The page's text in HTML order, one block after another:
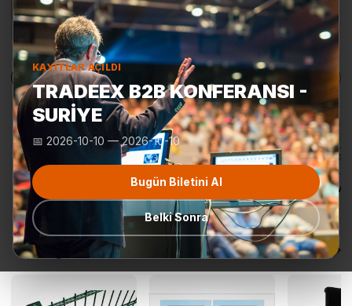
KAYITLAR AÇILDI
TRADEEX B2B KONFERANSI -
SURIYE
📅 2026-10-10 —2026-10-10
Bugün Biletini Al
Belki Sonra
Ürünler Üreticiler Turkmall Fuarları
Kategoriler
Teklif Talebi En popüler
Hazır
Yeni gelenler